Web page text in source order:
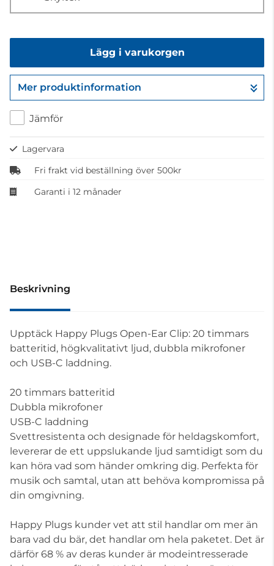
Lägg i varukorgen
Gå till kassan
Mer produktinformation
Jämför
Lagervara
Fri frakt vid beställning över 500kr
Garanti i 12 månader
Beskrivning
Upptäck Happy Plugs Open-Ear Clip: 20 timmars
batteritid, högkvalitativt ljud, dubbla mikrofoner
och USB-C laddning.
20 timmars batteritid
Dubbla mikrofoner
USB-C laddning
Svettresistenta och designade för heldagskomfort,
levererar de ett uppslukande ljud samtidigt som du
kan höra vad som händer omkring dig. Perfekta för
musik och samtal, utan att behöva kompromissa på
din omgivning.
Happy Plugs kunder vet att stil handlar om mer än
bara vad du bär, det handlar om hela paketet. Det är
därför 68 % av deras kunder är modeintresserade